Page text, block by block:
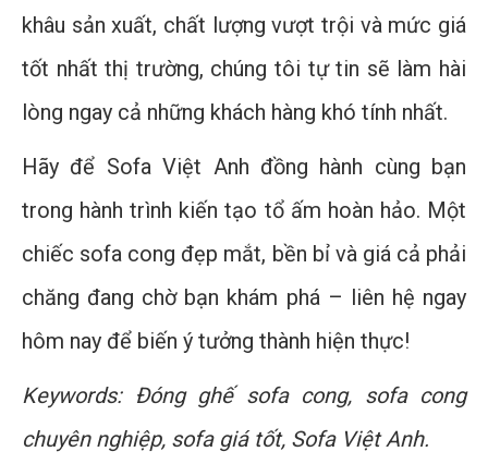
khâu sản xuất, chất lượng vượt trội và mức giá
tốt nhất thị trường, chúng tôi tự tin sẽ làm hài
lòng ngay cả những khách hàng khó tính nhất.
Hãy để Sofa Việt Anh đồng hành cùng bạn
trong hành trình kiến tạo tổ ấm hoàn hảo. Một
chiếc sofa cong đẹp mắt, bền bỉ và giá cả phải
chăng đang chờ bạn khám phá – liên hệ ngay
hôm nay để biến ý tưởng thành hiện thực!
Keywords: Đóng ghế sofa cong, sofa cong
chuyên nghiệp, sofa giá tốt, Sofa Việt Anh.